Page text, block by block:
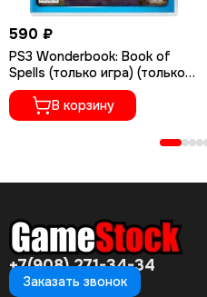
590 ₽
PS3 Wonderbook: Book of
Spells (только игра) (только
для PS Move) (Б/У,
Полностью на русском языке,
BCES-01531)
В корзину
+7(908) 271-34-34
Заказать звонок